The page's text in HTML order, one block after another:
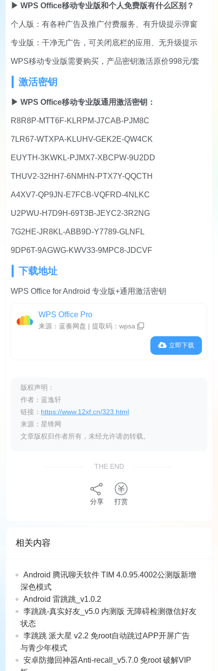
▶ WPS Office移动专业版和个人免费版有什么区别？
个人版：有各种广告及推广付费服务、有升级提示弹窗
专业版：干净无广告，可关闭底栏的应用、无升级提示
WPS移动专业版需要购买，产品密钥激活原价998元/套
激活密钥
▶ WPS Office移动专业版通用激活密钥：
R8R8P-MTT6F-KLRPM-J7CAB-PJM8C
7LR67-WTXPA-KLUHV-GEK2E-QW4CK
EUYTH-3KWKL-PJMX7-XBCPW-9U2DD
THUV2-32HH7-6NMHN-PTX7Y-QQCTH
A4XV7-QP9JN-E7FCB-VQFRD-4NLKC
U2PWU-H7D9H-69T3B-JEYC2-3R2NG
7G2HE-JR8KL-ABB9D-Y7789-GLNFL
9DP6T-9AGWG-KWV33-9MPC8-JDCVF
下载地址
WPS Office for Android 专业版+通用激活密钥
WPS Office Pro
来源：蓝奏网盘 | 提取码：wpsa
立即下载
版权声明：
作者：蓝逸轩
链接： https://www.12xf.cn/323.html
来源：星锋网
文章版权归作者所有，未经允许请勿转载。
THE END
分享 打赏
相关内容
Android 腾讯聊天软件 TIM 4.0.95.4002公测版新增
深色模式
Android 雷跳跳_v1.0.2
李跳跳-真实好友_v5.0 内测版 无障碍检测微信好友
状态
李跳跳 派大星 v2.2 免root自动跳过APP开屏广告
与青少年模式
安卓防撤回神器Anti-recall_v5.7.0 免root 破解VIP